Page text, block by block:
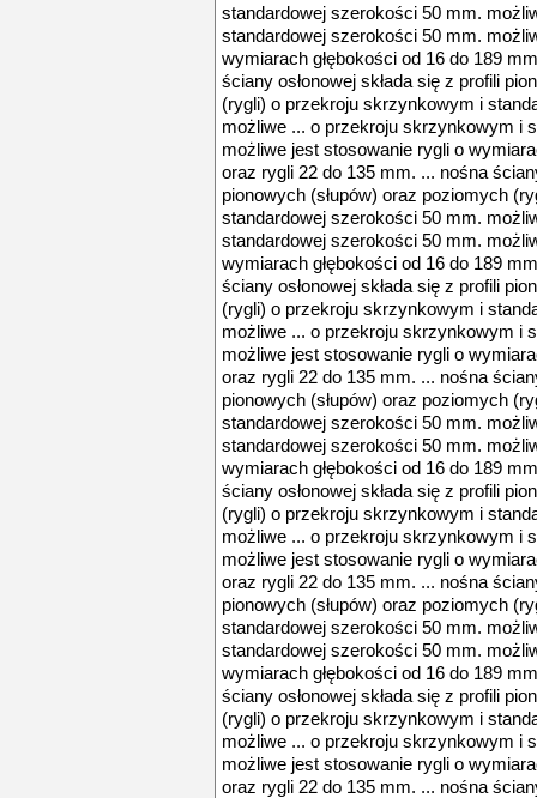
standardowej szerokości 50 mm.
standardowej szerokości 50 mm.
wymiarach głębokości od 16 do 189
ściany osłonowej składa się z profili
(rygli) o przekroju skrzynkowym i
możliwe ... o przekroju skrzynkowym i
możliwe jest stosowanie rygli o
oraz rygli 22 do 135 mm. ... nośna
pionowych (słupów) oraz poziomych
standardowej szerokości 50 mm.
standardowej szerokości 50 mm.
wymiarach głębokości od 16 do 189
ściany osłonowej składa się z profili
(rygli) o przekroju skrzynkowym i
możliwe ... o przekroju skrzynkowym i
możliwe jest stosowanie rygli o
oraz rygli 22 do 135 mm. ... nośna
pionowych (słupów) oraz poziomych
standardowej szerokości 50 mm.
standardowej szerokości 50 mm.
wymiarach głębokości od 16 do 189
ściany osłonowej składa się z profili
(rygli) o przekroju skrzynkowym i
możliwe ... o przekroju skrzynkowym i
możliwe jest stosowanie rygli o
oraz rygli 22 do 135 mm. ... nośna
pionowych (słupów) oraz poziomych
standardowej szerokości 50 mm.
standardowej szerokości 50 mm.
wymiarach głębokości od 16 do 189
ściany osłonowej składa się z profili
(rygli) o przekroju skrzynkowym i
możliwe ... o przekroju skrzynkowym i
możliwe jest stosowanie rygli o
oraz rygli 22 do 135 mm. ... nośna